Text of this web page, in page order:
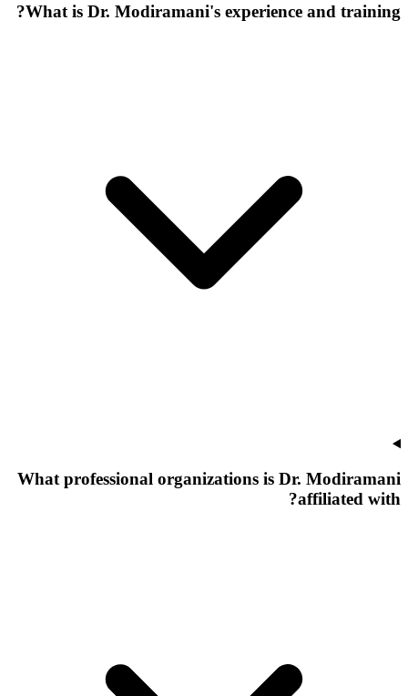
What is Dr. Modiramani's experience and training?
What professional organizations is Dr. Modiramani
affiliated with?